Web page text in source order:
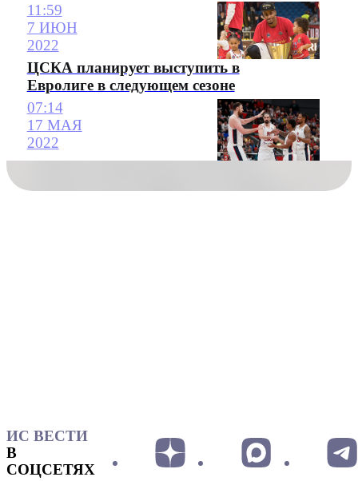
11:59
7 ИЮН
2022
ЦСКА планирует выступить в
Евролиге в следующем сезоне
07:14
17 МАЯ
2022
ИС ВЕСТИ
В
СОЦСЕТЯХ